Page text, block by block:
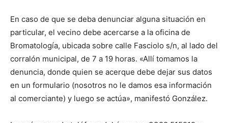
En caso de que se deba denunciar alguna situación en
particular, el vecino debe acercarse a la oficina de
Bromatología, ubicada sobre calle Fasciolo s/n, al lado del
corralón municipal, de 7 a 19 horas. «Allí tomamos la
denuncia, donde quien se acerque debe dejar sus datos
en un formulario (nosotros no le damos esa información
al comerciante) y luego se actúa», manifestó González.